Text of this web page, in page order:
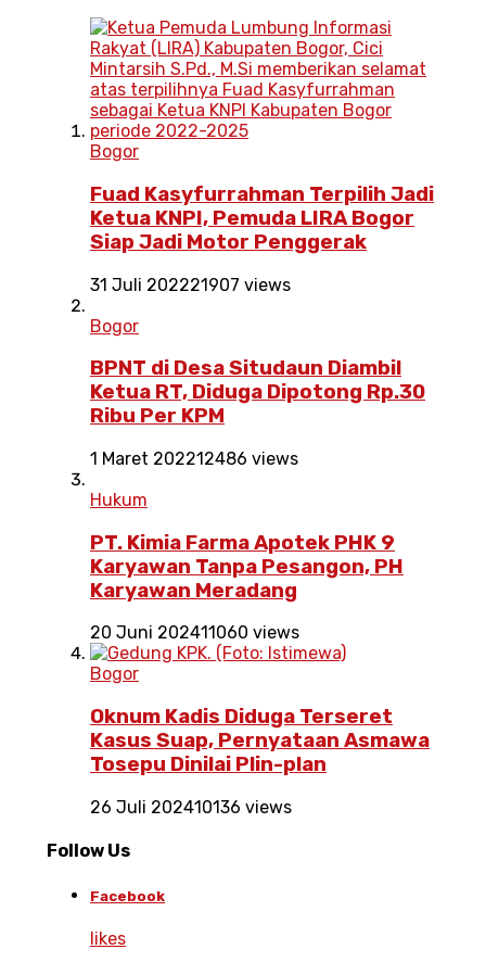
Bogor
Fuad Kasyfurrahman Terpilih Jadi
Ketua KNPI, Pemuda LIRA Bogor
Siap Jadi Motor Penggerak
31 Juli 202221907 views
Bogor
BPNT di Desa Situdaun Diambil
Ketua RT, Diduga Dipotong Rp.30
Ribu Per KPM
1 Maret 202212486 views
Hukum
PT. Kimia Farma Apotek PHK 9
Karyawan Tanpa Pesangon, PH
Karyawan Meradang
20 Juni 202411060 views
Bogor
Oknum Kadis Diduga Terseret
Kasus Suap, Pernyataan Asmawa
Tosepu Dinilai Plin-plan
26 Juli 202410136 views
Follow Us
Facebook
likes